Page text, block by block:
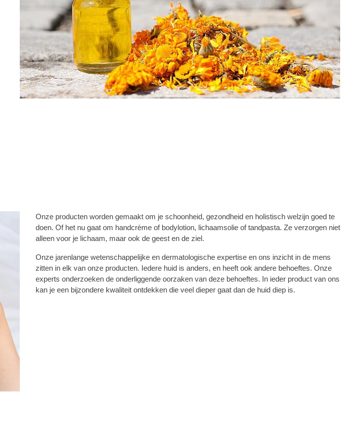
Onze producten worden gemaakt om je schoonheid, gezondheid en holistisch welzijn goed te
doen. Of het nu gaat om handcrème of bodylotion, lichaamsolie of tandpasta. Ze verzorgen niet
alleen voor je lichaam, maar ook de geest en de ziel.
Onze jarenlange wetenschappelijke en dermatologische expertise en ons inzicht in de mens
zitten in elk van onze producten. Iedere huid is anders, en heeft ook andere behoeftes. Onze
experts onderzoeken de onderliggende oorzaken van deze behoeftes. In ieder product van ons
kan je een bijzondere kwaliteit ontdekken die veel dieper gaat dan de huid diep is.